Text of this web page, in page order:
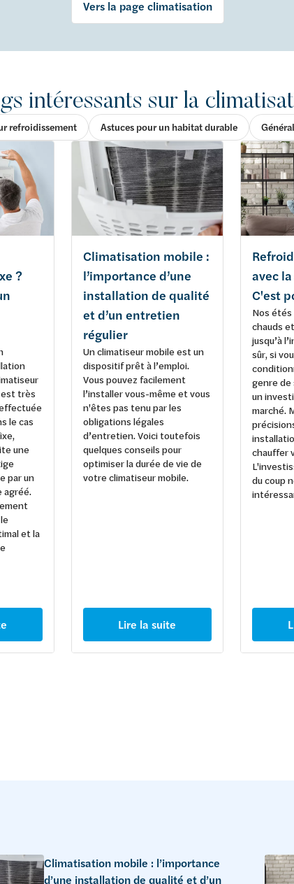
Vers la page climatisation
intéressants sur la
refroidissement Astuces pour un habitat durable
?
très
le cas
une
par un
agréé.
et la
Climatisation mobile :
l’importance d’une
installation de qualité
et d’un entretien
régulier
Un climatiseur mobile est un
dispositif prêt à l’emploi.
Vous pouvez facilement
l’installer vous-même et vous
n'êtes pas tenu par les
obligations légales
d’entretien. Voici toutefois
quelques conseils pour
optimiser la durée de vie de
votre climatiseur mobile.
Lire la suite
avec
C'est
Nos étés
chauds
jusqu’à
sûr, si
genre
un
marché.
chauffer
du coup
Climatisation mobile : l’importance
d’une installation de qualité et d’un